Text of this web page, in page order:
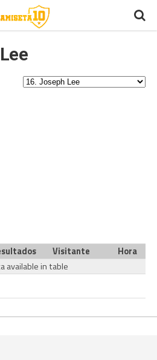
Visitante
Hora
available in table